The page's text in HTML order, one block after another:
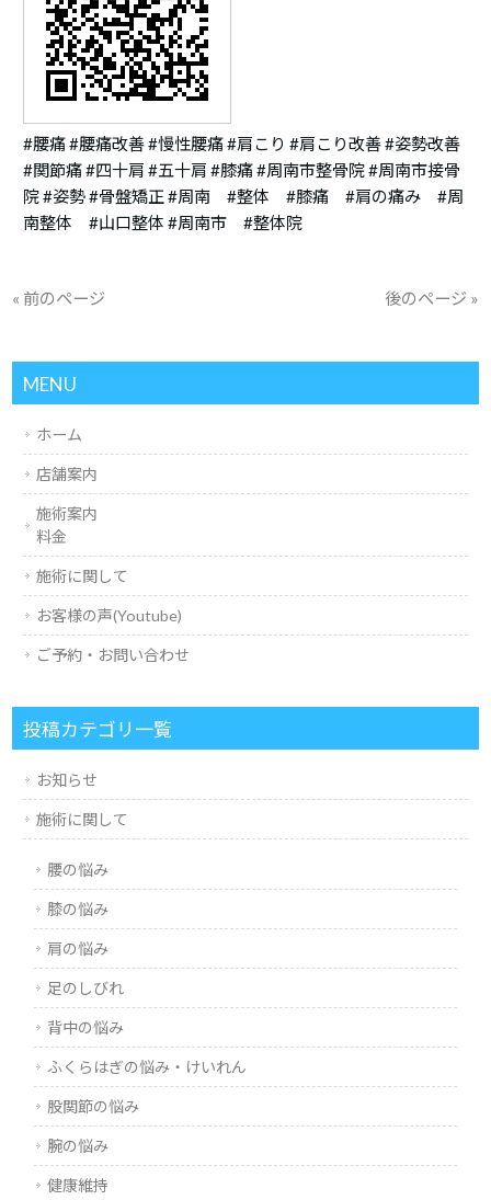
#腰痛 #腰痛改善 #慢性腰痛 #肩こり #肩こり改善 #姿勢改善
#関節痛 #四十肩 #五十肩 #膝痛 #周南市整骨院 #周南市接骨
院 #姿勢 #骨盤矯正 #周南 #整体 #膝痛 #肩の痛み #周
南整体 #山口整体 #周南市 #整体院
« 前のページ 後のページ »
MENU
ホーム
店舗案内
施術案内
料金
施術に関して
お客様の声(Youtube)
ご予約・お問い合わせ
投稿カテゴリ一覧
お知らせ
施術に関して
腰の悩み
膝の悩み
肩の悩み
足のしびれ
背中の悩み
ふくらはぎの悩み・けいれん
股関節の悩み
腕の悩み
健康維持